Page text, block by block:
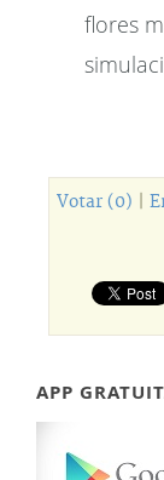
flores
Votar (0)
APP